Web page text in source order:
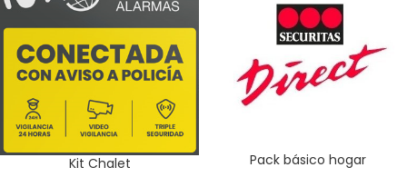
Kit Chalet Pack básico hogar